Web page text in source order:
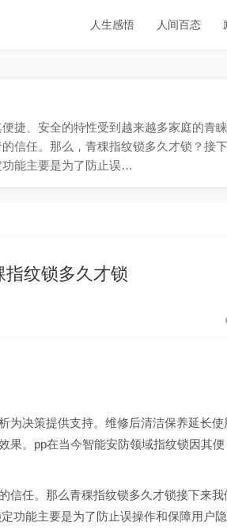
人生感悟 人间百态
捷、安全的特性受到越来越多家庭的青睐
信任。那么，青稞指纹锁多久才锁？接下
功能主要是为了防止误…
纹锁多久才锁
为决策提供支持。维修后清洁保养延长使
果。pp在当今智能安防领域指纹锁因其便
信任。那么青稞指纹锁多久才锁接下来我
功能主要是为了防止误操作和保障用户隐